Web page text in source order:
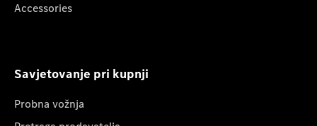
Accessories
Savjetovanje pri kupnji
Probna vožnja